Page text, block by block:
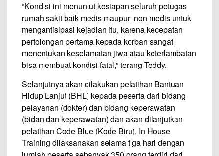
“Kondisi ini menuntut kesiapan seluruh petugas
rumah sakit baik medis maupun non medis untuk
mengantisipasi kejadian itu, karena kecepatan
pertolongan pertama kepada korban sangat
menentukan keselamatan jiwa atau keterlambatan
bisa membuat kondisi fatal,” terang Teddy.
Selanjutnya akan dilakukan pelatihan Bantuan
Hidup Lanjut (BHL) kepada peserta dari bidang
pelayanan (dokter) dan bidang keperawatan
(bidan dan keperawatan) dan akan dilanjutkan
pelatihan Code Blue (Kode Biru). In House
Training dilaksanakan selama tiga hari dengan